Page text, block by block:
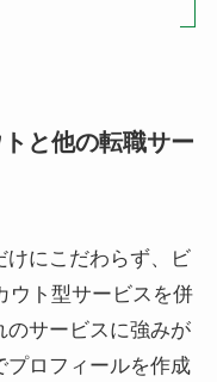
と他の転職サー
けにこだわらず、ビ
ウト型サービスを併
のサービスに強みが
プロフィールを作成